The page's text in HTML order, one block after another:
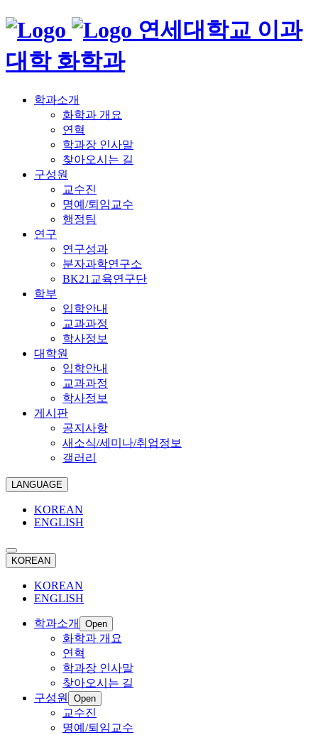
연세대학교 이과
대학 화학과
학과소개
화학과 개요
연혁
학과장 인사말
찾아오시는 길
구성원
교수진
명예/퇴임교수
행정팀
연구
연구성과
분자과학연구소
BK21교육연구단
학부
입학안내
교과과정
학사정보
대학원
입학안내
교과과정
학사정보
게시판
공지사항
새소식/세미나/취업정보
갤러리
LANGUAGE
KOREAN
ENGLISH
KOREAN
KOREAN
ENGLISH
학과소개 Open
화학과 개요
연혁
학과장 인사말
찾아오시는 길
구성원
Open
교수진
명예/퇴임교수